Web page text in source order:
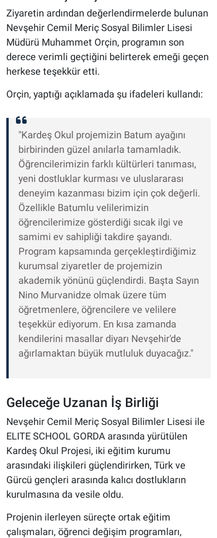
Ziyaretin ardından değerlendirmelerde bulunan
Nevşehir Cemil Meriç Sosyal Bilimler Lisesi
Müdürü Muhammet Orçin, programın son
derece verimli geçtiğini belirterek emeği geçen
herkese teşekkür etti.
Orçin, yaptığı açıklamada şu ifadeleri kullandı:
"Kardeş Okul projemizin Batum ayağını
birbirinden güzel anılarla tamamladık.
Öğrencilerimizin farklı kültürleri tanıması,
yeni dostluklar kurması ve uluslararası
deneyim kazanması bizim için çok değerli.
Özellikle Batumlu velilerimizin
öğrencilerimize gösterdiği sıcak ilgi ve
samimi ev sahipliği takdire şayandı.
Program kapsamında gerçekleştirdiğimiz
kurumsal ziyaretler de projemizin
akademik yönünü güçlendirdi. Başta Sayın
Nino Murvanidze olmak üzere tüm
öğretmenlere, öğrencilere ve velilere
teşekkür ediyorum. En kısa zamanda
kendilerini masallar diyarı Nevşehir'de
ağırlamaktan büyük mutluluk duyacağız."
Geleceğe Uzanan İş Birliği
Nevşehir Cemil Meriç Sosyal Bilimler Lisesi ile
ELITE SCHOOL GORDA arasında yürütülen
Kardeş Okul Projesi, iki eğitim kurumu
arasındaki ilişkileri güçlendirirken, Türk ve
Gürcü gençleri arasında kalıcı dostlukların
kurulmasına da vesile oldu.
Projenin ilerleyen süreçte ortak eğitim
çalışmaları, öğrenci değişim programları,